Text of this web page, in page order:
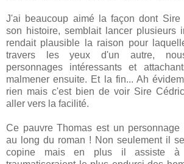
J'ai beaucoup aimé la façon dont Sire
son histoire, semblait lancer plusieurs
rendait plausible la raison pour
travers les yeux d'un autre,
personnages intéressants et
malmener ensuite. Et la fin... Ah
rien mais c'est bien de voir Sire
aller vers la facilité.
Ce pauvre Thomas est un personnage
au long du roman ! Non seulement il
copine mais en plus il assiste à